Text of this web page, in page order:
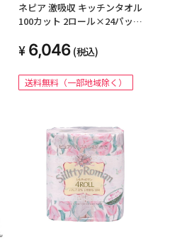
ネピア 激吸収 キッチンタオル
100カット 2ロール×24パック
6,046 (税込)
送料無料（一部地域除く）